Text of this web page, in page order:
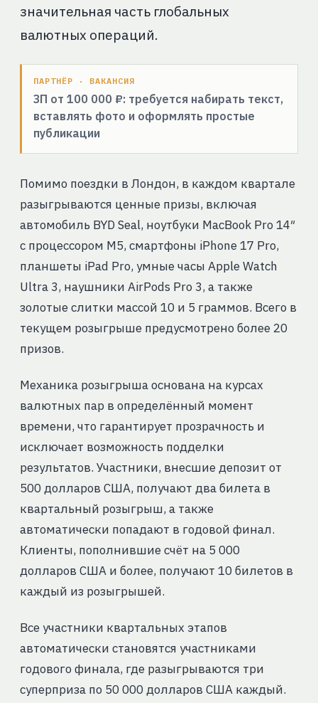
значительная часть глобальных
валютных операций.
ПАРТНЁР · ВАКАНСИЯ
ЗП от 100 000 ₽: требуется набирать текст,
вставлять фото и оформлять простые
публикации
Помимо поездки в Лондон, в каждом квартале
разыгрываются ценные призы, включая
автомобиль BYD Seal, ноутбуки MacBook Pro 14″
с процессором M5, смартфоны iPhone 17 Pro,
планшеты iPad Pro, умные часы Apple Watch
Ultra 3, наушники AirPods Pro 3, а также
золотые слитки массой 10 и 5 граммов. Всего в
текущем розыгрыше предусмотрено более 20
призов.
Механика розыгрыша основана на курсах
валютных пар в определённый момент
времени, что гарантирует прозрачность и
исключает возможность подделки
результатов. Участники, внесшие депозит от
500 долларов США, получают два билета в
квартальный розыгрыш, а также
автоматически попадают в годовой финал.
Клиенты, пополнившие счёт на 5 000
долларов США и более, получают 10 билетов в
каждый из розыгрышей.
Все участники квартальных этапов
автоматически становятся участниками
годового финала, где разыгрываются три
суперприза по 50 000 долларов США каждый.